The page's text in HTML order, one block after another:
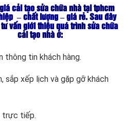
cải tạo sửa chữa nhà tại tphcm
– chất lượng – giá rẻ. Sau đây
vấn giới thiệu quá trình sửa chữa
cải tạo nhà ở:
thông tin khách hàng.
sắp xếp lịch và gặp gỡ khách
trực tiếp.